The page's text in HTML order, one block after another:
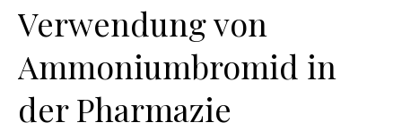
Verwendung von
Ammoniumbromid in
der Pharmazie